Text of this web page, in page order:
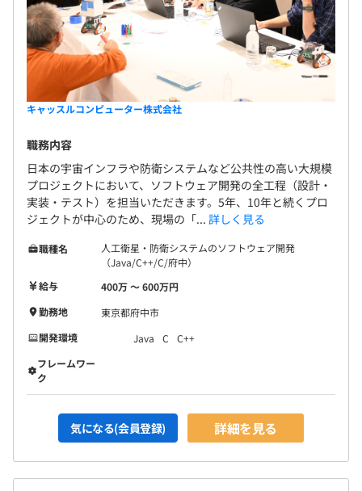
キャッスルコンピューター株式会社
職務内容
日本の宇宙インフラや防衛システムなど公共性の高い大規模
プロジェクトにおいて、ソフトウェア開発の全工程（設計・
実装・テスト）を担当いただきます。5年、10年と続くプロ
ジェクトが中心のため、現場の「... 詳しく見る
職種名
人工衛星・防衛システムのソフトウェア開発
（Java/C++/C/府中）
給与
400万 〜 600万円
勤務地
東京都府中市
開発環境
Java C
C++
フレームワー
ク
気になる(会員登録) 詳細を見る